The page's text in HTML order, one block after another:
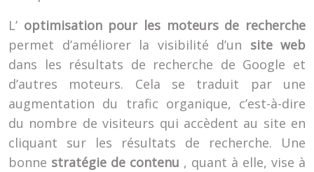
L’ optimisation pour les moteurs de recherche
permet d’améliorer la visibilité d’un site web
dans les résultats de recherche de Google et
d’autres moteurs. Cela se traduit par une
augmentation du trafic organique, c’est-à-dire
du nombre de visiteurs qui accèdent au site en
cliquant sur les résultats de recherche. Une
bonne stratégie de contenu , quant à elle, vise à